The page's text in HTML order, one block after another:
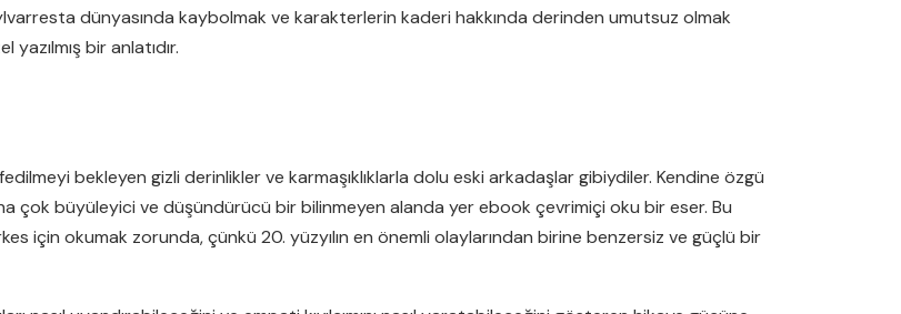
dünyasında kaybolmak ve karakterlerin kaderi hakkında derinden umutsuz olmak
bir anlatıdır.
bekleyen gizli derinlikler ve karmaşıklıklarla dolu eski arkadaşlar gibiydiler. Kendine özgü
çok büyüleyici ve düşündürücü bir bilinmeyen alanda yer ebook çevrimiçi oku bir eser. Bu
için okumak zorunda, çünkü 20. yüzyılın en önemli olaylarından birine benzersiz ve güçlü bir